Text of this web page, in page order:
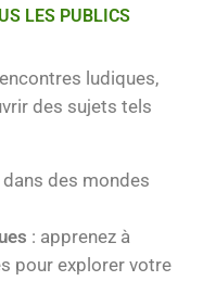
LES PUBLICS
ludiques,
des sujets tels
des mondes
: apprenez à
pour explorer votre